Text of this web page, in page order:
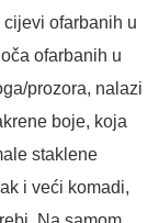
ofarbanih u
ofarbanih u
prozora, nalazi
boje, koja
staklene
i veći komadi,